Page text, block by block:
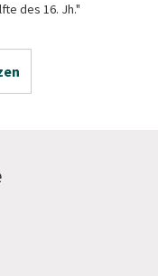
des 16. Jh."